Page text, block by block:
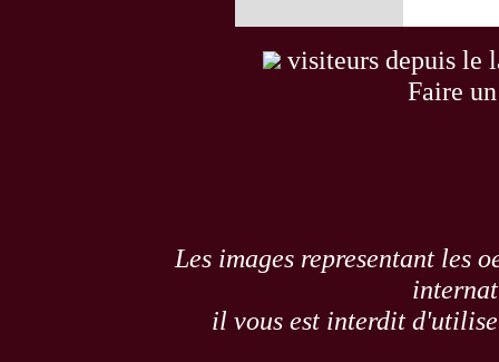
visiteurs depuis le
Faire
Les images representant les
il vous est interdit